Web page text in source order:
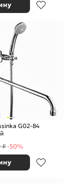
G02-84
₽-50%